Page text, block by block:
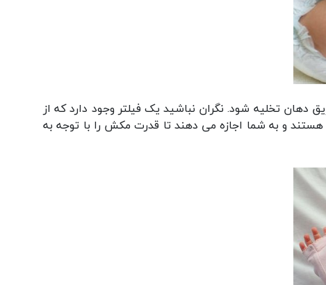
تخلیه شود. نگران نباشید یک فیلتر وجود دارد که از
هستند و به شما اجازه می دهند تا قدرت مکش را با توجه به